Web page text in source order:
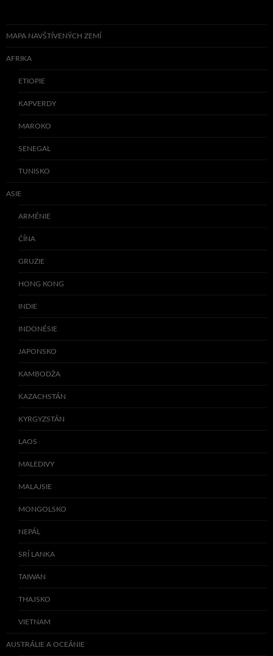
MAPA NAVŠTÍVENÝCH ZEMÍ
AFRIKA
ETIOPIE
KAPVERDY
MAROKO
SENEGAL
TUNISKO
ASIE
ARMÉNIE
ČÍNA
GRUZIE
HONG KONG
INDIE
INDONÉSIE
JAPONSKO
KAMBODŽA
KAZACHSTÁN
KYRGYZSTÁN
LAOS
MALEDIVY
MALAJSIE
MONGOLSKO
NEPÁL
SRÍ LANKA
TAIWAN
THAJSKO
VIETNAM
AUSTRÁLIE A OCEÁNIE